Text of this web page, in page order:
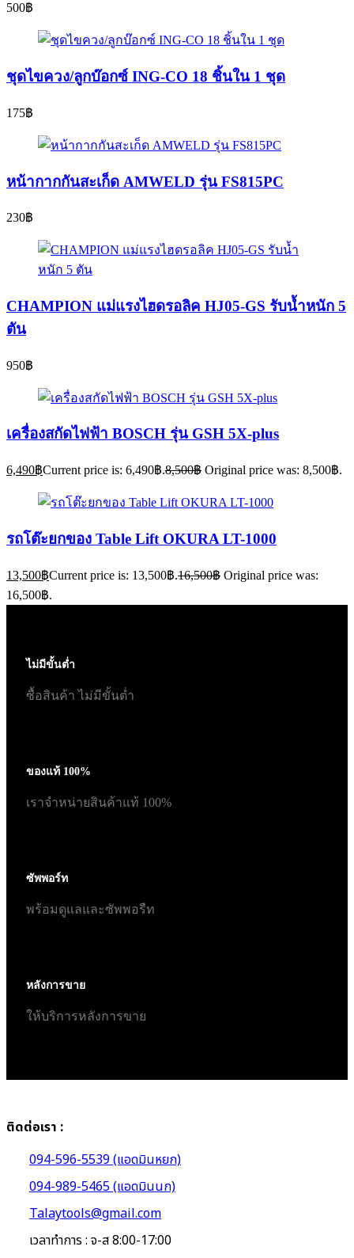
500฿
ชุดไขควง/ลูกบ๊อกซ์ ING-CO 18 ชิ้นใน 1 ชุด
175฿
หน้ากากกันสะเก็ด AMWELD รุ่น FS815PC
230฿
CHAMPION แม่แรงไฮดรอลิค HJ05-GS รับน้ำหนัก 5
ตัน
950฿
เครื่องสกัดไฟฟ้า BOSCH รุ่น GSH 5X-plus
6,490฿Current price is: 6,490฿.8,500฿ Original price was: 8,500฿.
รถโต๊ะยกของ Table Lift OKURA LT-1000
13,500฿Current price is: 13,500฿.16,500฿ Original price was:
16,500฿.
ไม่มีขั้นต่ำ
ซื้อสินค้า ไม่มีขั้นต่ำ
ของแท้ 100%
เราจำหน่ายสินค้าแท้ 100%
ซัพพอร์ท
พร้อมดูแลและซัพพอรืท
หลังการขาย
ให้บริการหลังการขาย
ติดต่อเรา :
094-596-5539 (แอดมินหยก)
094-989-5465 (แอดมินนก)
Talaytools@gmail.com
เวลาทำการ : จ-ส 8:00-17:00